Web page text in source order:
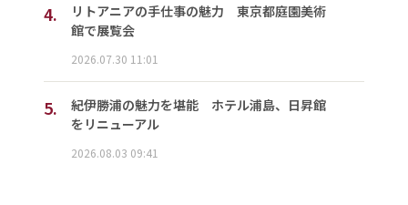
4.
リトアニアの手仕事の魅力 東京都庭園美術
館で展覧会
2026.07.30 11:01
5.
紀伊勝浦の魅力を堪能 ホテル浦島、日昇館
をリニューアル
2026.08.03 09:41